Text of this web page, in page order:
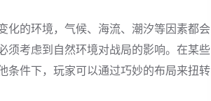
化的环境，气候、海流、潮汐等因素都会
须考虑到自然环境对战局的影响。在某些
条件下，玩家可以通过巧妙的布局来扭转